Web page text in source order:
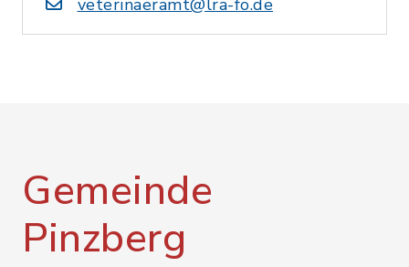
veterinaeramt@lra-fo.de
Gemeinde
Pinzberg